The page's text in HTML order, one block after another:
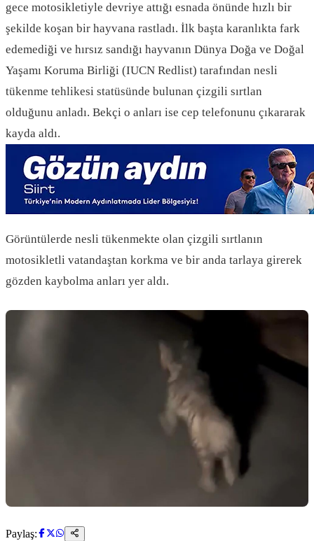
gece motosikletiyle devriye attığı esnada önünde hızlı bir
şekilde koşan bir hayvana rastladı. İlk başta karanlıkta fark
edemediği ve hırsız sandığı hayvanın Dünya Doğa ve Doğal
Yaşamı Koruma Birliği (IUCN Redlist) tarafından nesli
tükenme tehlikesi statüsünde bulunan çizgili sırtlan
olduğunu anladı. Bekçi o anları ise cep telefonunu çıkararak
kayda aldı.
Görüntülerde nesli tükenmekte olan çizgili sırtlanın
motosikletli vatandaştan korkma ve bir anda tarlaya girerek
gözden kaybolma anları yer aldı.
Paylaş: